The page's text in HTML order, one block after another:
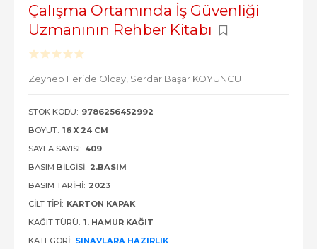
Çalışma Ortamında İş Güvenliği
Uzmanının Rehber Kitabı
Zeynep Feride Olcay, Serdar Başar KOYUNCU
STOK KODU: 9786256452992
BOYUT: 16 X 24 CM
SAYFA SAYISI: 409
BASIM BILGISI: 2.BASIM
BASIM TARIHI: 2023
CILT TIPI: KARTON KAPAK
KAĞIT TÜRÜ: 1. HAMUR KAĞIT
KATEGORI: SINAVLARA HAZIRLIK